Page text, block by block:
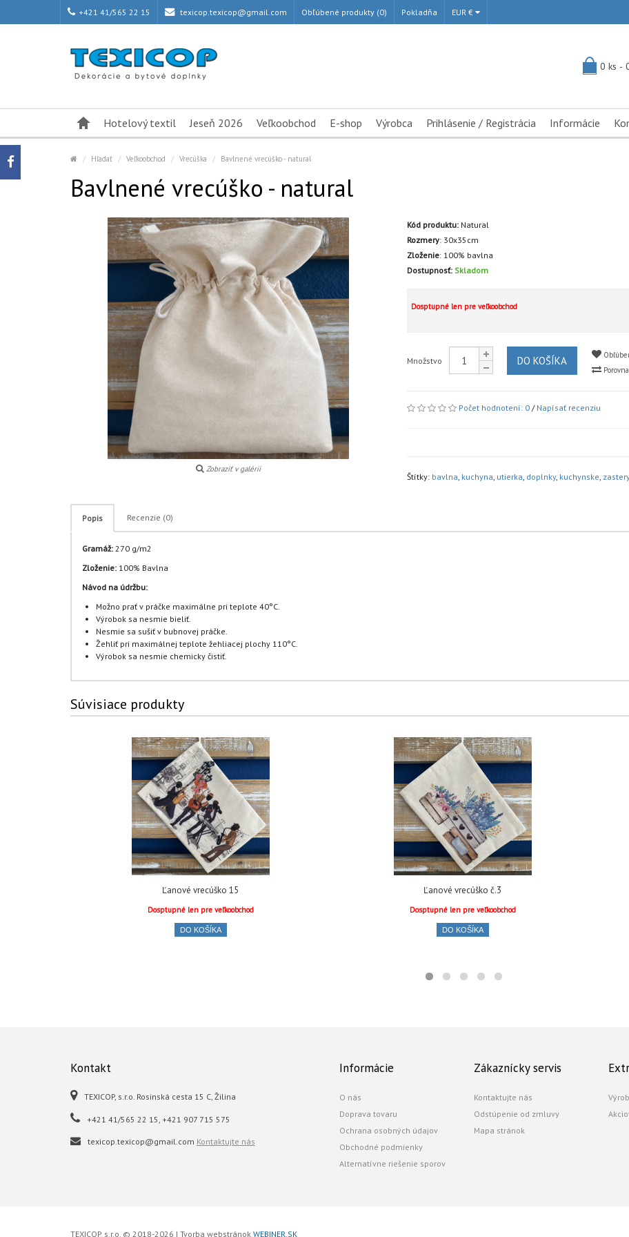
+421 41/565 22 15 texicop.texicop@gmail.com Obľúbené produkty (0) Pokladňa EUR €
0 ks -
Hotelový textil Jeseň 2026 Veľkoobchod E-shop Výrobca Prihlásenie / Registrácia Informácie
Hľadať Veľkoobchod Vrecúška Bavlnené vrecúško - natural
Bavlnené vrecúško - natural
Zobraziť v galérii
Kód produktu: Natural
Rozmery: 30x35cm
Zloženie: 100% bavlna
Dostupnosť: Skladom
Dosptupné len pre veľkoobchod
Množstvo DO KOŠÍKA
Počet hodnotení: 0/ Napísať recenziu
Štítky: bavlna, kuchyna, utierka, doplnky, kuchynske, zastery
Popis Recenzie (0)
Gramáž: 270 g/m2
Zloženie: 100% Bavlna
Návod na údržbu:
Možno prať v práčke maximálne pri teplote 40°C.
Výrobok sa nesmie bieliť.
Nesmie sa sušiť v bubnovej práčke.
Žehliť pri maximálnej teplote žehliacej plochy 110°C.
Výrobok sa nesmie chemicky čistiť.
Súvisiace produkty
Ľanové vrecúško 15
Dosptupné len pre veľkoobchod
DO KOŠÍKA
Ľanové vrecúško č.3
Dosptupné len pre veľkoobchod
DO KOŠÍKA
Kontakt
TEXICOP, s.r.o. Rosinská cesta 15 C, Žilina
+421 41/565 22 15, +421 907 715 575
texicop.texicop@gmail.com Kontaktujte nás
Informácie
O nás
Doprava tovaru
Ochrana osobných údajov
Obchodné podmienky
Alternatívne riešenie sporov
Zákaznícky servis
Kontaktujte nás
Odstúpenie od zmluvy
Mapa stránok
TEXICOP s.r.o. © 2018-2026 | Tvorba webstránok WEBINER.SK